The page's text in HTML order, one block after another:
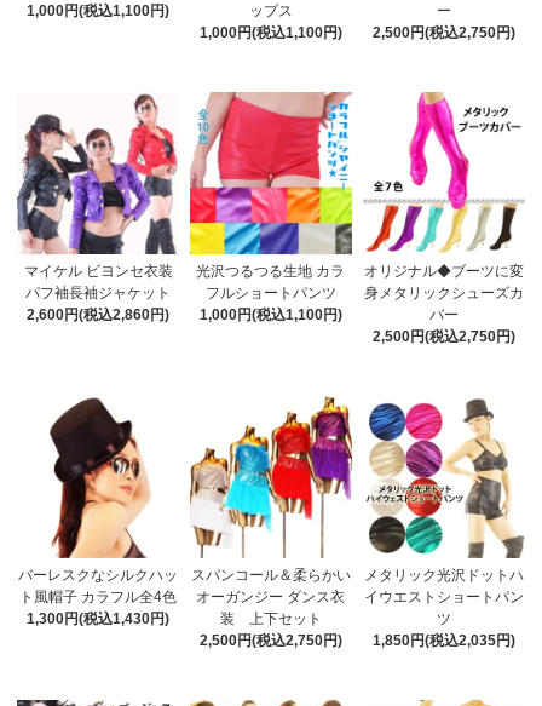
1,000円(税込1,100円)
ップス
1,000円(税込1,100円)
ー
2,500円(税込2,750円)
マイケル ビヨンセ衣装
パフ袖長袖ジャケット
2,600円(税込2,860円)
光沢つるつる生地 カラ
フルショートパンツ
1,000円(税込1,100円)
オリジナル◆ブーツに変
身メタリックシューズカ
バー
2,500円(税込2,750円)
バーレスクなシルクハッ
ト風帽子 カラフル全4色
1,300円(税込1,430円)
スパンコール＆柔らかい
オーガンジー ダンス衣
装 上下セット
2,500円(税込2,750円)
メタリック光沢ドットハ
イウエストショートパン
ツ
1,850円(税込2,035円)